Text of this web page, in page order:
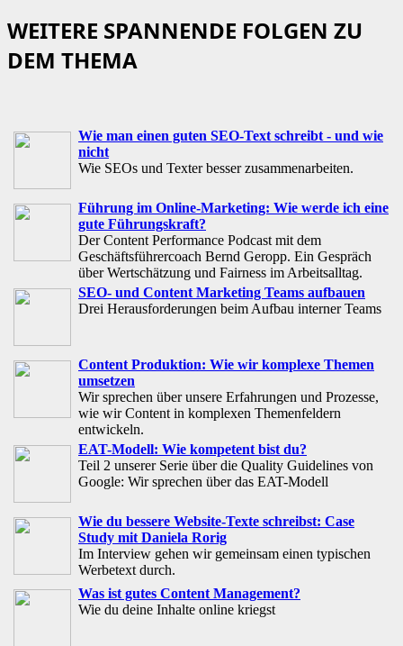
WEITERE SPANNENDE FOLGEN ZU
DEM THEMA
Wie man einen guten SEO-Text schreibt - und wie
nicht
Wie SEOs und Texter besser zusammenarbeiten.
Führung im Online-Marketing: Wie werde ich eine
gute Führungskraft?
Der Content Performance Podcast mit dem
Geschäftsführercoach Bernd Geropp. Ein Gespräch
über Wertschätzung und Fairness im Arbeitsalltag.
SEO- und Content Marketing Teams aufbauen
Drei Herausforderungen beim Aufbau interner Teams
Content Produktion: Wie wir komplexe Themen
umsetzen
Wir sprechen über unsere Erfahrungen und Prozesse,
wie wir Content in komplexen Themenfeldern
entwickeln.
EAT-Modell: Wie kompetent bist du?
Teil 2 unserer Serie über die Quality Guidelines von
Google: Wir sprechen über das EAT-Modell
Wie du bessere Website-Texte schreibst: Case
Study mit Daniela Rorig
Im Interview gehen wir gemeinsam einen typischen
Werbetext durch.
Was ist gutes Content Management?
Wie du deine Inhalte online kriegst